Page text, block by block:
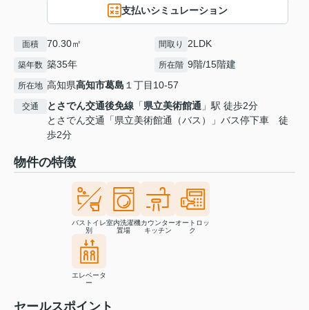
支払いシミュレーション
面積 70.30㎡ 間取り 2LDK
築年数 築35年 所在階 9階/15階建
所在地 高知県高知市葛島 １丁目10-57
交通 とさでん交通後免線 「県立美術館通 」駅 徒歩2分
とさでん交通「県立美術館通（バス）」バス停下車 徒
歩2分
物件の特徴
バストイレ
別
室内洗濯機
置場
カウンター
キッチン
オートロッ
ク
エレベータ
ー
セールスポイント